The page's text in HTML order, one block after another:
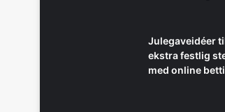
Julegaveidéer
ekstra festlig
med online